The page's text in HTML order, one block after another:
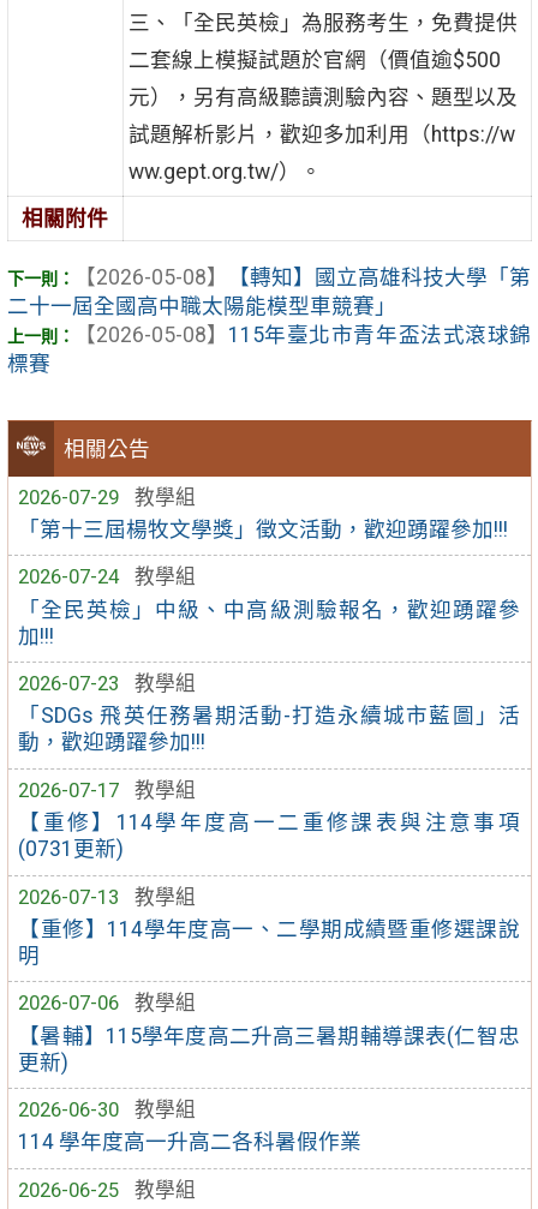
相關公告
2026-07-29
教學組
「第十三屆楊牧文學獎」徵文活動，歡迎踴躍參加!!!
2026-07-24
教學組
「全民英檢」中級、中高級測驗報名，歡迎踴躍參
加!!!
2026-07-23
教學組
「SDGs 飛英任務暑期活動-打造永續城市藍圖」活
動，歡迎踴躍參加!!!
2026-07-17
教學組
【重修】114學年度高一二重修課表與注意事項
(0731更新)
2026-07-13
教學組
【重修】114學年度高一、二學期成績暨重修選課說
明
2026-07-06
教學組
【暑輔】115學年度高二升高三暑期輔導課表(仁智忠
更新)
2026-06-30
教學組
114 學年度高一升高二各科暑假作業
2026-06-25
教學組
三、「全民英檢」為服務考生，免費提供
二套線上模擬試題於官網（價值逾$500
元），另有高級聽讀測驗內容、題型以及
試題解析影片，歡迎多加利用（https://w
ww.gept.org.tw/）。
相關附件
【2026-05-08】
【轉知】國立高雄科技大學「第
二十一屆全國高中職太陽能模型車競賽」
【2026-05-08】 115年臺北市青年盃法式滾球錦
標賽